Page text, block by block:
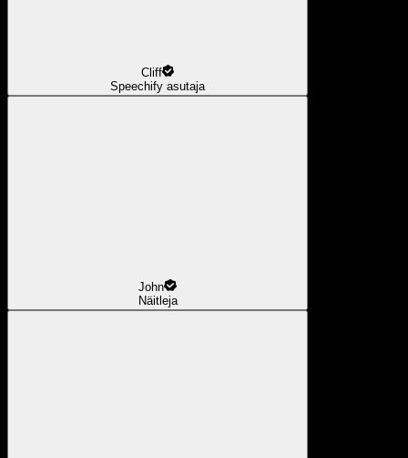
Cliff
Speechify asutaja
John
Näitleja